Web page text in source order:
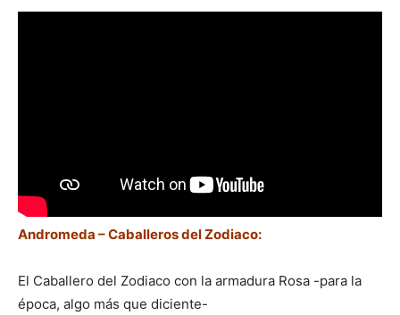
Andromeda – Caballeros del Zodiaco:
El Caballero del Zodiaco con la armadura Rosa -para la
época, algo más que diciente-